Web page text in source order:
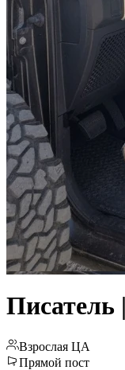
Писатель
Взрослая ЦА
Прямой пост